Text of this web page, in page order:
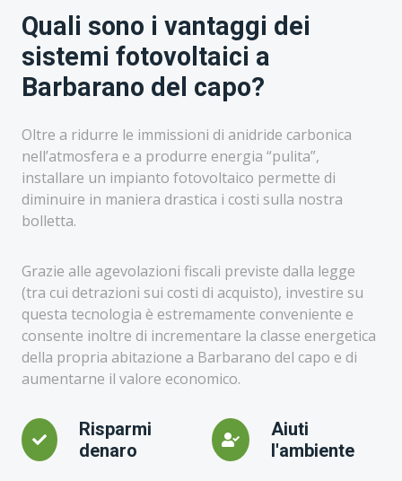
Quali sono i vantaggi dei
sistemi fotovoltaici a
Barbarano del capo?
Oltre a ridurre le immissioni di anidride carbonica
nell’atmosfera e a produrre energia “pulita”,
installare un impianto fotovoltaico permette di
diminuire in maniera drastica i costi sulla nostra
bolletta.
Grazie alle agevolazioni fiscali previste dalla legge
(tra cui detrazioni sui costi di acquisto), investire su
questa tecnologia è estremamente conveniente e
consente inoltre di incrementare la classe energetica
della propria abitazione a Barbarano del capo e di
aumentarne il valore economico.
Risparmi
denaro
Aiuti
l'ambiente